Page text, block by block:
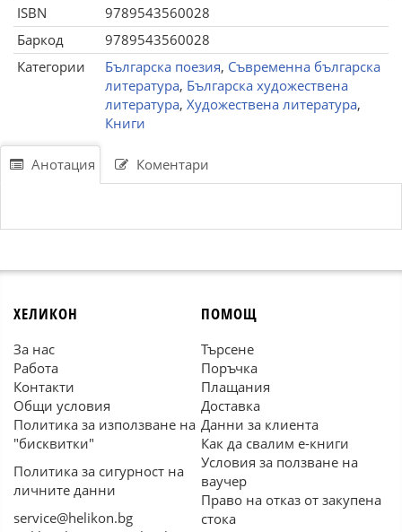
ISBN
9789543560028
Баркод
9789543560028
Категории
Българска поезия, Съвременна българска
литература, Българска художествена
литература, Художествена литература,
Книги
Анотация Коментари
ХЕЛИКОН
За нас
Работа
Контакти
Общи условия
Политика за използване на
"бисквитки"
Политика за сигурност на
личните данни
service@helikon.bg
ПОМОЩ
Търсене
Поръчка
Плащания
Доставка
Данни за клиента
Как да свалим е-книги
Условия за ползване на
ваучер
Право на отказ от закупена
стока